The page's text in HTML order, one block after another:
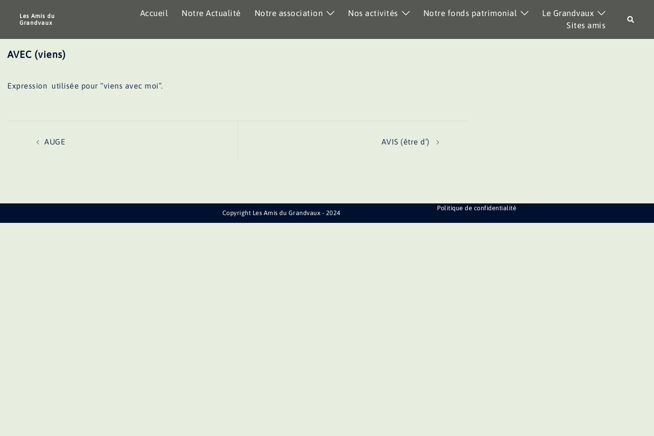
Les Amis du
Grandvaux
Accueil Notre Actualité Notre association Nos activités Notre fonds patrimonial
Le Grandvaux
Sites amis
AVEC (viens)
Expression utilisée pour “viens avec moi”.
AUGE AVIS (être d’)
Copyright Les Amis du Grandvaux - 2024
Politique de confidentialité